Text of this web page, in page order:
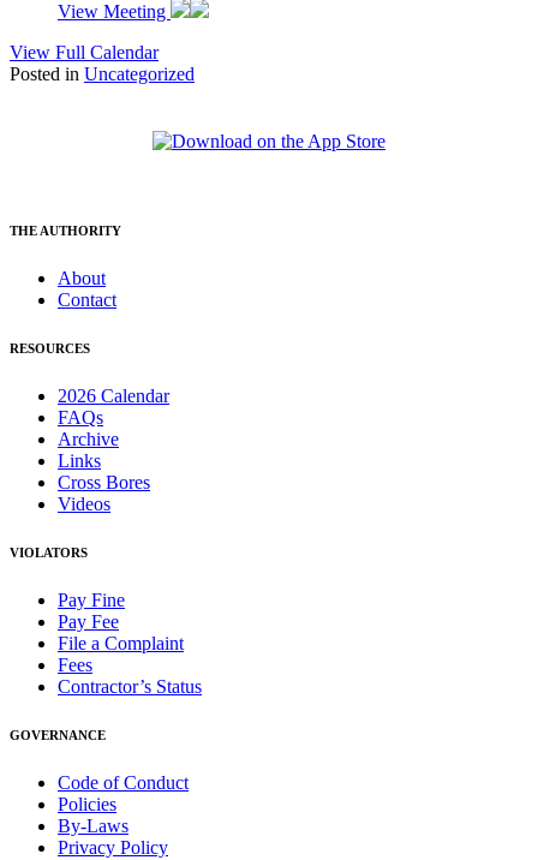
View Meeting
View Full Calendar
Posted in Uncategorized
THE AUTHORITY
About
Contact
RESOURCES
2026 Calendar
FAQs
Archive
Links
Cross Bores
Videos
VIOLATORS
Pay Fine
Pay Fee
File a Complaint
Fees
Contractor’s Status
GOVERNANCE
Code of Conduct
Policies
By-Laws
Privacy Policy